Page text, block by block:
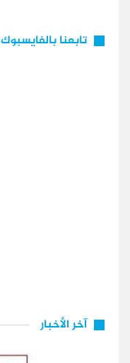
تابعنا بالفايسبوك
آخر الأخبار